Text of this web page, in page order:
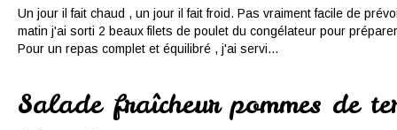
Un jour il fait chaud , un jour il fait froid. Pas vraiment facile de
matin j'ai sorti 2 beaux filets de poulet du congélateur pour
Pour un repas complet et équilibré , j'ai servi...
Salade fraîcheur pommes de